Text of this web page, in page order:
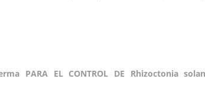
PARA EL CONTROL DE Rhizoctonia